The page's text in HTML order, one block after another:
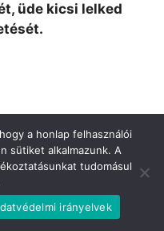
üde kicsi lelked
a honlap felhasználói
sütiket alkalmazunk. A
tudomásul
irányelvek